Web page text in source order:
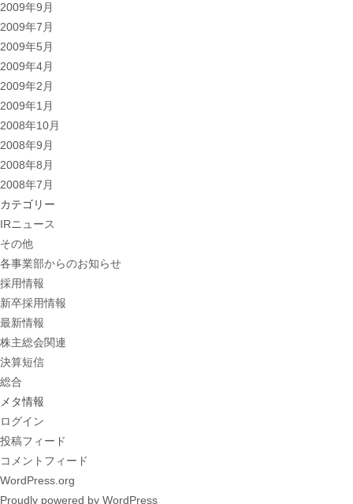
2009年9月
2009年7月
2009年5月
2009年4月
2009年2月
2009年1月
2008年10月
2008年9月
2008年8月
2008年7月
カテゴリー
IRニュース
その他
各事業部からのお知らせ
採用情報
新卒採用情報
最新情報
株主総会関連
決算短信
総合
メタ情報
ログイン
投稿フィード
コメントフィード
WordPress.org
Proudly powered by WordPress